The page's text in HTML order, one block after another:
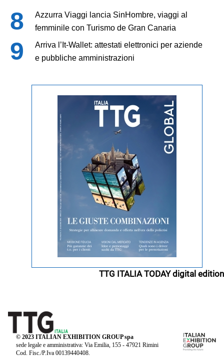
Azzurra Viaggi lancia SinHombre, viaggi al
femminile con Turismo de Gran Canaria
Arriva l’It-Wallet: attestati elettronici per aziende
e pubbliche amministrazioni
TTG ITALIA TODAY digital edition
© 2023 ITALIAN EXHIBITION GROUP spa
sede legale e amministrativa: Via Emilia, 155 - 47921 Rimini
Cod. Fisc./P.Iva 00139440408.